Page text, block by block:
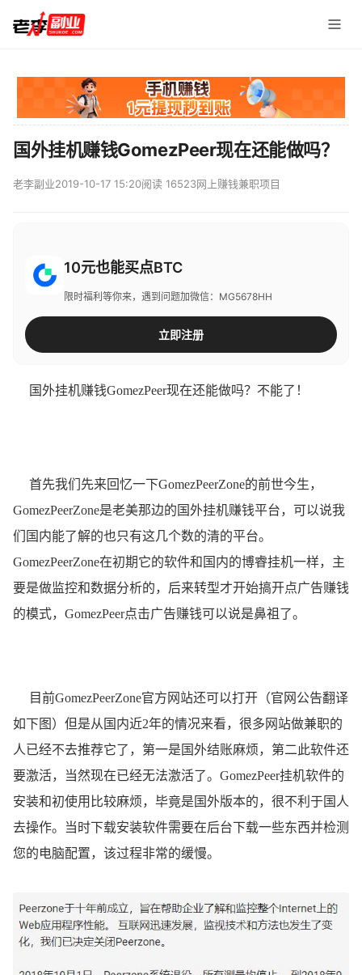
国外挂机赚钱GomezPeer现在还能做吗？
老李副业2019-10-17 15:20阅读 16523网上赚钱兼职项目
10元也能买点BTC
限时福利等你来，遇到问题加微信：MG5678HH
立即注册
国外挂机赚钱GomezPeer现在还能做吗？不能了！
首先我们先来回忆一下GomezPeerZone的前世今生，
GomezPeerZone是老美那边的国外挂机赚钱平台，可以说我
们国内能了解的也只有这几个数的清的平台。
GomezPeerZone在初期它的软件和国内的博睿挂机一样，主
要是做监控和数据分析的，后来转型才开始搞开点广告赚钱
的模式，GomezPeer点击广告赚钱可以说是鼻祖了。
目前GomezPeerZone官方网站还可以打开（官网公告翻译
如下图）但是从国内近2年的情况来看，很多网站做兼职的
人已经不去推荐它了，第一是国外结账麻烦，第二此软件还
要激活，当然现在已经无法激活了。GomezPeer挂机软件的
安装和初使用比较麻烦，毕竟是国外版本的，很不利于国人
去操作。当时下载安装软件需要在后台下载一些东西并检测
您的电脑配置，该过程非常的缓慢。